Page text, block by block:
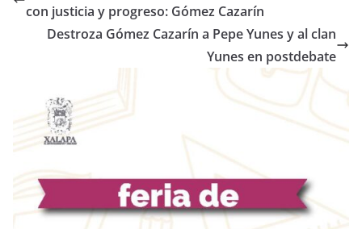
con justicia y progreso: Gómez Cazarín
Destroza Gómez Cazarín a Pepe Yunes y al clan
Yunes en postdebate